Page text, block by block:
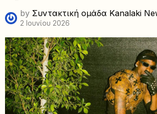
by Συντακτική ομάδα Kanalaki
2 Ιουνίου 2026